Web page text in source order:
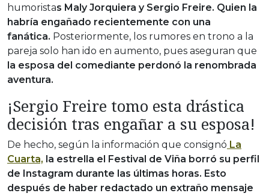
humoristas Maly Jorquiera y Sergio Freire. Quien la
habría engañado recientemente con una
fanática. Posteriormente, los rumores en trono a la
pareja solo han ido en aumento, pues aseguran que
la esposa del comediante perdonó la renombrada
aventura.
¡Sergio Freire tomo esta drástica
decisión tras engañar a su esposa!
De hecho, según la información que consignó La
Cuarta, la estrella el Festival de Viña borró su perfil
de Instagram durante las últimas horas. Esto
después de haber redactado un extraño mensaje